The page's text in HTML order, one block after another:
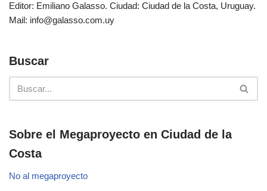
Editor: Emiliano Galasso. Ciudad: Ciudad de la Costa, Uruguay.
Mail: info@galasso.com.uy
Buscar
Sobre el Megaproyecto en Ciudad de la
Costa
No al megaproyecto